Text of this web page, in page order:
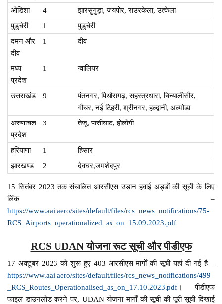
ओडिशा
4
झारसुगुड़ा, जयपोर, राउरकेला, उत्केला
पुडुचेरी
1
पुडुचेरी
दमन और
दीव
1 दीव
मध्य
प्रदेश
1 ग्वालियर
उत्तराखंड 9
पंतनगर, पिथौरागढ़, सहस्त्रधारा, चिन्यालीसौर,
गौचर, नई टिहरी, श्रीनगर, हल्द्वानी, अल्मोडा
अरुणाचल
प्रदेश
3 तेजू, पासीघाट, होलोंगी
हरियाणा 1
हिसार
झारखण्ड
2 देवघर,जमशेदपुर
15 सितंबर 2023 तक संचालित आरसीएस उड़ान हवाई अड्डों की सूची के लिए
लिंक –
https://www.aai.aero/sites/default/files/rcs_news_notifications/75-
RCS_Airports_operationalized_as_on_15.09.2023.pdf
RCS UDAN योजना रूट सूची और पीडीएफ
17 अक्टूबर 2023 को शुरू हुए 403 आरसीएस मार्गों की सूची यहां दी गई है –
https://www.aai.aero/sites/default/files/rcs_news_notifications/499
_RCS_Routes_Operationalised_as_on_17.10.2023.pdf । पीडीएफ
फाइल डाउनलोड करने पर, UDAN योजना मार्गों की सूची की पूरी सूची दिखाई